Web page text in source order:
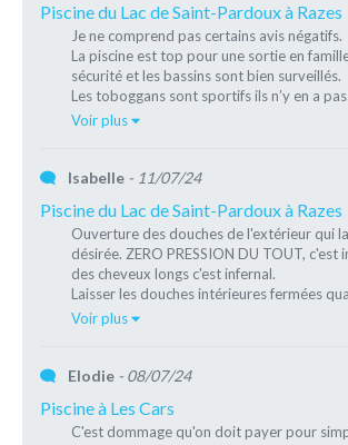
Piscine du Lac de Saint-Pardoux à Razes
Je ne comprend pas certains avis négatifs.
La piscine est top pour une sortie en
sécurité et les bassins sont bien surveillés.
Les toboggans sont sportifs ils n’y en a pas
Voir plus
Isabelle - 11/07/24
Piscine du Lac de Saint-Pardoux à Razes
Ouverture des douches de l'extérieur qui
désirée. ZERO PRESSION DU TOUT, c'est
des cheveux longs c'est infernal.
Laisser les douches intérieures fermées
Voir plus
Elodie - 08/07/24
Piscine à Les Cars
C'est dommage qu'on doit payer pour